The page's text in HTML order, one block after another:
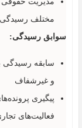
مختلف رسیدگی
سوابق رسیدگی:
سابقه رسیدگی
و غیرشفاف
پیگیری
فعالیت‌های